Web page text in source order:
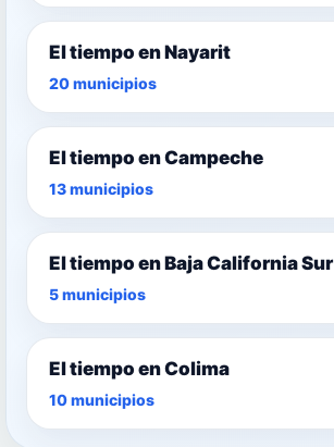
El tiempo en Nayarit
20 municipios
El tiempo en Campeche
13 municipios
El tiempo en Baja California Sur
5 municipios
El tiempo en Colima
10 municipios